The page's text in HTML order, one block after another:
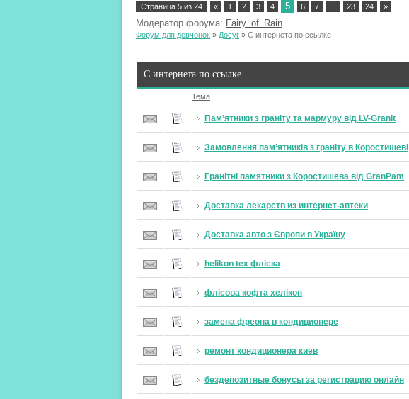
Страница 5 из 24 « 1 2 3 4 5 6 7 23 24 »
Модератор форума: Fairy_of_Rain
Форум для девчонок » Досуг » С интернета по ссылке
С интернета по ссылке
Тема
Пам’ятники з граніту та мармуру від LV-Granit
Замовлення пам’ятників з граніту в Коростишеві
Гранітні памятники з Коростишева від GranPam
Доставка лекарств из интернет-аптеки
Доставка авто з Європи в Україну
helikon tex фліска
флісова кофта хелікон
замена фреона в кондиционере
ремонт кондиционера киев
бездепозитные бонусы за регистрацию онлайн